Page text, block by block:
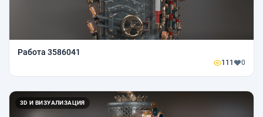
Работа 3586041
111 0
3D И ВИЗУАЛИЗАЦИЯ